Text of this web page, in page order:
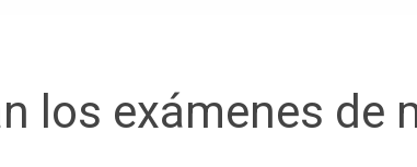
los exámenes de